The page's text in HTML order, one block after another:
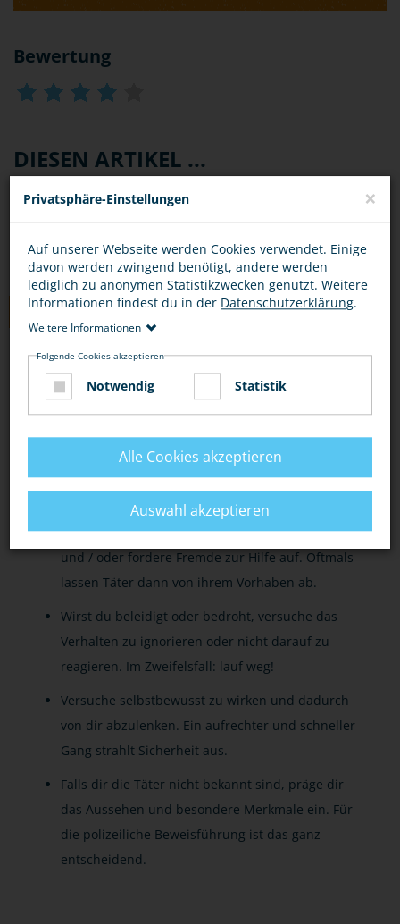
Bewertung
DIESEN ARTIKEL ...
TIPPS
SITUATIONEN OPFER TÄTER
gewaltbereite Cliquen aufhalten. Dies gilt auch
für abgelegene Straßen, Wege und Plätze -
Kommst du in eine Notsituation, schreie laut
und / oder fordere Fremde zur Hilfe auf. Oftmals
lassen Täter dann von ihrem Vorhaben ab.
Wirst du beleidigt oder bedroht, versuche das
Verhalten zu ignorieren oder nicht darauf zu
reagieren. Im Zweifelsfall: lauf weg!
Versuche selbstbewusst zu wirken und dadurch
von dir abzulenken. Ein aufrechter und schneller
Gang strahlt Sicherheit aus.
Falls dir die Täter nicht bekannt sind, präge dir
das Aussehen und besondere Merkmale ein. Für
die polizeiliche Beweisführung ist das ganz
entscheidend.
Privatsphäre-Einstellungen ×
Auf unserer Webseite werden Cookies verwendet. Einige
davon werden zwingend benötigt, andere werden
lediglich zu anonymen Statistikzwecken genutzt. Weitere
Informationen findest du in der Datenschutzerklärung.
Weitere Informationen
Folgende Cookies akzeptieren
Notwendig Statistik
Alle Cookies akzeptieren
Auswahl akzeptieren